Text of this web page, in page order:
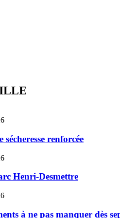
renforcée
Henri-Desmettre
à ne pas manquer dès